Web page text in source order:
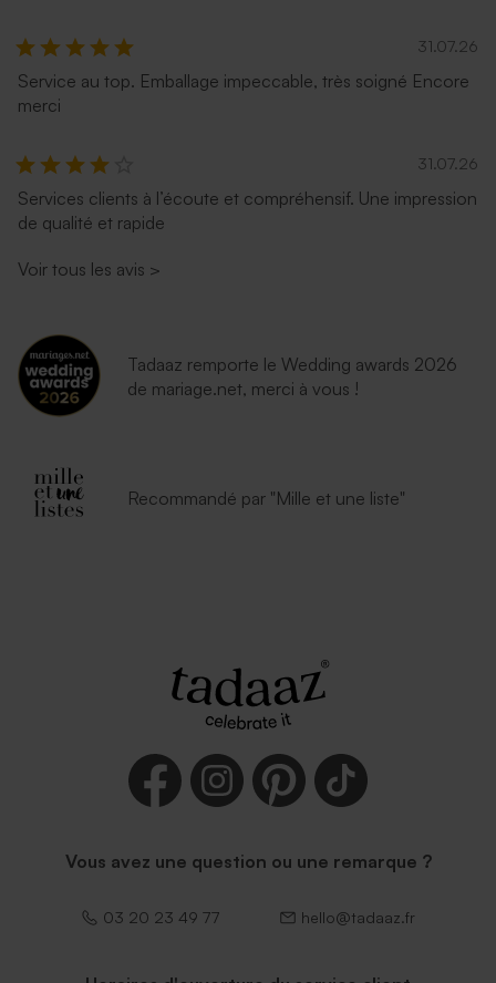
31.07.26
Service au top. Emballage impeccable, très soigné Encore
merci
31.07.26
Services clients à l’écoute et compréhensif. Une impression
de qualité et rapide
Voir tous les avis >
Tadaaz remporte le Wedding awards 2026
de mariage.net, merci à vous !
Recommandé par "Mille et une liste"
Vous avez une question ou une remarque ?
03 20 23 49 77 hello@tadaaz.fr